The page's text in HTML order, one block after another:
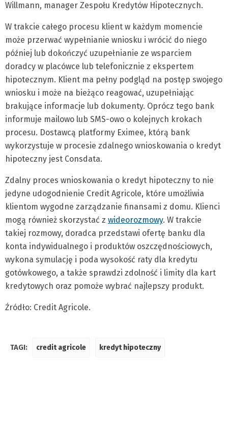
Willmann, manager Zespołu Kredytów Hipotecznych.
W trakcie całego procesu klient w każdym momencie
może przerwać wypełnianie wniosku i wrócić do niego
później lub dokończyć uzupełnianie ze wsparciem
doradcy w placówce lub telefonicznie z ekspertem
hipotecznym. Klient ma pełny podgląd na postęp swojego
wniosku i może na bieżąco reagować, uzupełniając
brakujące informacje lub dokumenty. Oprócz tego bank
informuje mailowo lub SMS-owo o kolejnych krokach
procesu. Dostawcą platformy Eximee, którą bank
wykorzystuje w procesie zdalnego wnioskowania o kredyt
hipoteczny jest Consdata.
Zdalny proces wnioskowania o kredyt hipoteczny to nie
jedyne udogodnienie Credit Agricole, które umożliwia
klientom wygodne zarządzanie finansami z domu. Klienci
mogą również skorzystać z wideorozmowy. W trakcie
takiej rozmowy, doradca przedstawi ofertę banku dla
konta indywidualnego i produktów oszczędnościowych,
wykona symulację i poda wysokość raty dla kredytu
gotówkowego, a także sprawdzi zdolność i limity dla kart
kredytowych oraz pomoże wybrać najlepszy produkt.
Źródło: Credit Agricole.
TAGI: credit agricole kredyt hipoteczny